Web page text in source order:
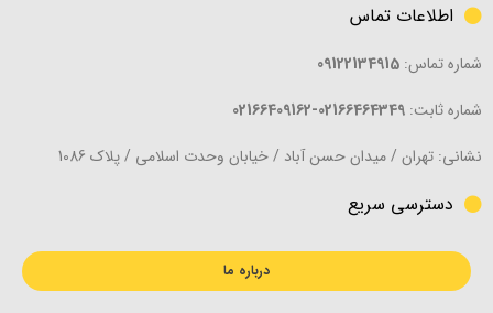
اطلاعات تماس
شماره تماس: 09122134915
شماره ثابت: 02166464349-02166409162
نشانی: تهران / میدان حسن آباد / خیابان وحدت اسلامی / پلاک 1086
دسترسی سریع
درباره ما